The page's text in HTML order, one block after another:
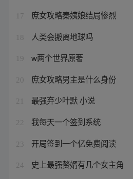
17 庶女攻略秦姨娘结局惨烈
18 人类会搬离地球吗
19 w两个世界原著
20 庶女攻略男主是什么身份
21 最强弃少叶默 小说
22 我每天一个签到系统
23 开局签到一个亿免费阅读
24 史上最强赘婿有几个女主角